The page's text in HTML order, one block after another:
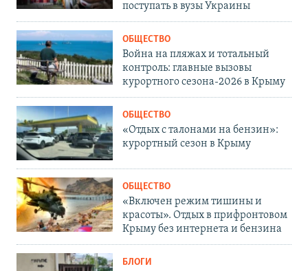
поступать в вузы Украины
ОБЩЕСТВО
Война на пляжах и тотальный
контроль: главные вызовы
курортного сезона-2026 в Крыму
ОБЩЕСТВО
«Отдых с талонами на бензин»:
курортный сезон в Крыму
ОБЩЕСТВО
«Включен режим тишины и
красоты». Отдых в прифронтовом
Крыму без интернета и бензина
БЛОГИ